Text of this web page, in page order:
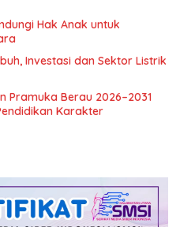
Hak Anak untuk
Investasi dan Sektor Listrik
Pramuka Berau 2026–2031
Karakter